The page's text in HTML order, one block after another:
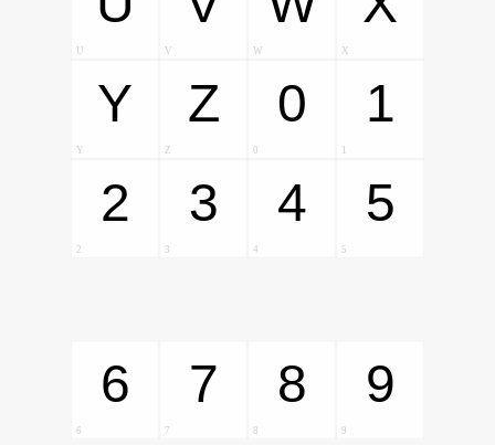
U V W X
Y
Y
Z
Z
0
0
1
1
2
2
3
3
4
4
5
5
6
6
7
7
8
8
9
9